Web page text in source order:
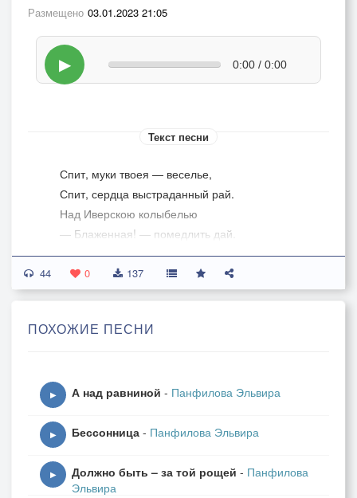
Размещено 03.01.2023 21:05
▶ 0:00 / 0:00
Текст песни
Спит, муки твоея — веселье,
Спит, сердца выстраданный рай.
Над Иверскою колыбелью
— Блаженная! — помедлить дай.
Не суетность меня, не зависть
В дом привела, — не воспрети!
Пришла, как древле — пастухи.
— О се́ребро-сусаль-слюда! —
Как вкопанная — глянь — звезда!
Не радуюсь и не ревную, —
Гляжу, — и пó сердцу пилой:
44 0 137
ПОХОЖИЕ ПЕСНИ
▶ А над равниной - Панфилова Эльвира
▶ Бессонница - Панфилова Эльвира
▶ Должно быть – за той рощей - Панфилова
Эльвира